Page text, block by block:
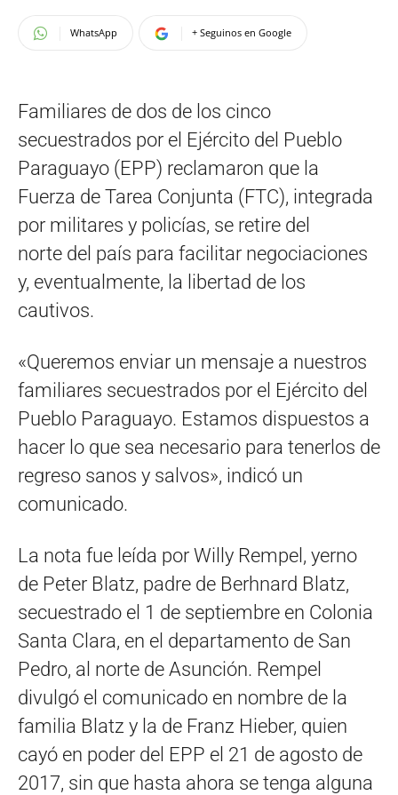
WhatsApp + Seguinos en Google
Familiares de dos de los cinco
secuestrados por el Ejército del Pueblo
Paraguayo (EPP) reclamaron que la
Fuerza de Tarea Conjunta (FTC), integrada
por militares y policías, se retire del
norte del país para facilitar negociaciones
y, eventualmente, la libertad de los
cautivos.
«Queremos enviar un mensaje a nuestros
familiares secuestrados por el Ejército del
Pueblo Paraguayo. Estamos dispuestos a
hacer lo que sea necesario para tenerlos de
regreso sanos y salvos», indicó un
comunicado.
La nota fue leída por Willy Rempel, yerno
de Peter Blatz, padre de Berhnard Blatz,
secuestrado el 1 de septiembre en Colonia
Santa Clara, en el departamento de San
Pedro, al norte de Asunción. Rempel
divulgó el comunicado en nombre de la
familia Blatz y la de Franz Hieber, quien
cayó en poder del EPP el 21 de agosto de
2017, sin que hasta ahora se tenga alguna